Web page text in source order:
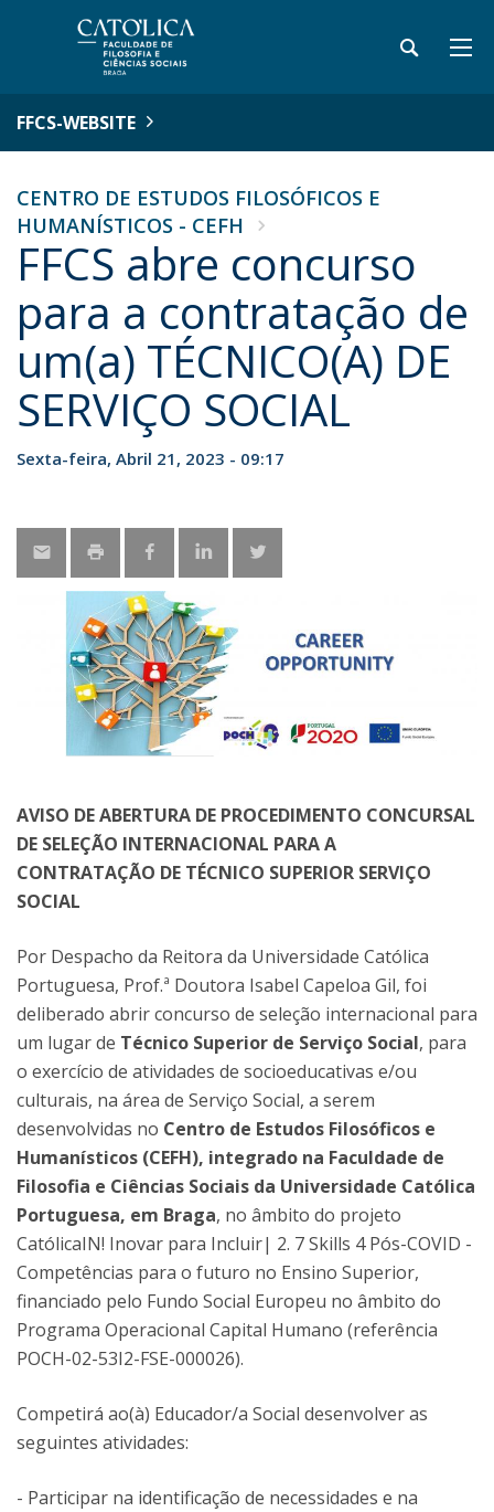
FFCS-WEBSITE
CENTRO DE ESTUDOS FILOSÓFICOS E
HUMANÍSTICOS - CEFH
FFCS abre concurso
para a contratação de
um(a) TÉCNICO(A) DE
SERVIÇO SOCIAL
Sexta-feira, Abril 21, 2023 - 09:17
AVISO DE ABERTURA DE PROCEDIMENTO CONCURSAL
DE SELEÇÃO INTERNACIONAL PARA A
CONTRATAÇÃO DE TÉCNICO SUPERIOR SERVIÇO
SOCIAL
Por Despacho da Reitora da Universidade Católica
Portuguesa, Prof.ª Doutora Isabel Capeloa Gil, foi
deliberado abrir concurso de seleção internacional para
um lugar de Técnico Superior de Serviço Social, para
o exercício de atividades de socioeducativas e/ou
culturais, na área de Serviço Social, a serem
desenvolvidas no Centro de Estudos Filosóficos e
Humanísticos (CEFH), integrado na Faculdade de
Filosofia e Ciências Sociais da Universidade Católica
Portuguesa, em Braga, no âmbito do projeto
CatólicaIN! Inovar para Incluir| 2. 7 Skills 4 Pós-COVID -
Competências para o futuro no Ensino Superior,
financiado pelo Fundo Social Europeu no âmbito do
Programa Operacional Capital Humano (referência
POCH-02-53I2-FSE-000026).
Competirá ao(à) Educador/a Social desenvolver as
seguintes atividades:
- Participar na identificação de necessidades e na